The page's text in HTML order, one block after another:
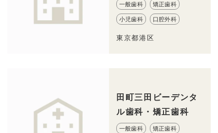
一般歯科 矯正歯科
小児歯科 口腔外科
東京都港区
田町三田ビーデンタ
ル歯科・矯正歯科
一般歯科 矯正歯科